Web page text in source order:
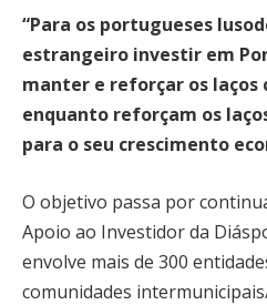
“Para os portugueses
estrangeiro investir em
manter e reforçar os laços
enquanto reforçam os
para o seu crescimento
O objetivo passa por
Apoio ao Investidor da
envolve mais de 300
comunidades